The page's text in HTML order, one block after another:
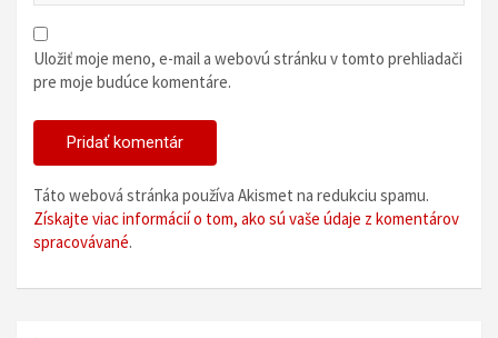
Uložiť moje meno, e-mail a webovú stránku v tomto prehliadači
pre moje budúce komentáre.
Táto webová stránka používa Akismet na redukciu spamu.
Získajte viac informácií o tom, ako sú vaše údaje z komentárov
spracovávané.